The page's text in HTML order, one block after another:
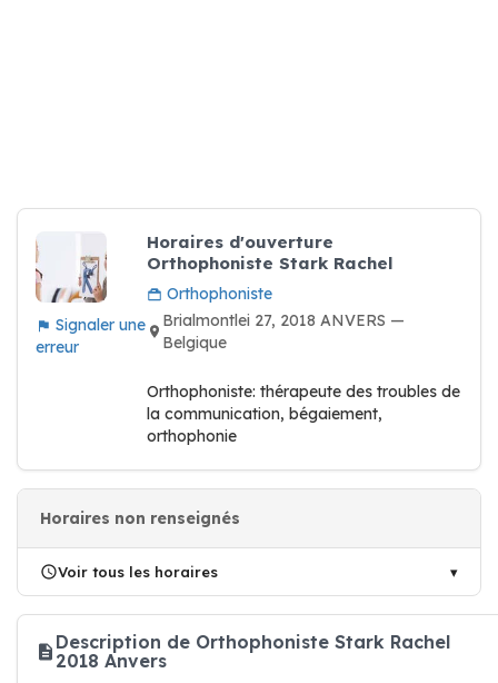
Signaler une
erreur
Horaires d'ouverture
Orthophoniste Stark Rachel
Orthophoniste
Brialmontlei 27, 2018 ANVERS —
Belgique
Orthophoniste: thérapeute des troubles de
la communication, bégaiement,
orthophonie
Horaires non renseignés
Voir tous les horaires
Description de Orthophoniste Stark Rachel
2018 Anvers